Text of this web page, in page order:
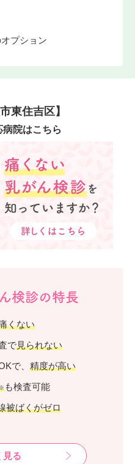
プション
東住吉区】
院はこちら
検診の特長
くない
で見られない
で、 精度が高い
も検査可能
被ばくがゼロ
見る